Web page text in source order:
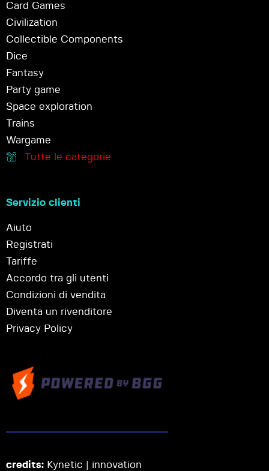
Card Games
Civilization
Collectible Components
Dice
Fantasy
Party game
Space exploration
Trains
Wargame
Tutte le categorie
Servizio clienti
Aiuto
Registrati
Tariffe
Accordo tra gli utenti
Condizioni di vendita
Diventa un rivenditore
Privacy Policy
credits: Kynetic | innovation